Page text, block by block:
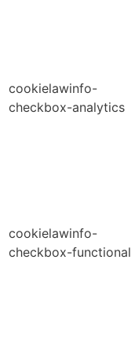
cookielawinfo-
checkbox-analytics
cookielawinfo-
checkbox-functional